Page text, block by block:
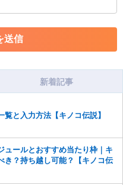
内容の投稿
投稿
た投稿
内容を確認後、順次対応さ
。
きませんのでご注意くだ
害の及ぶ内容の書き込みがあ
く場合もございますので、あら
新着記事
覧と入力方法【キノコ伝説】
ュールとおすすめ当たり枠｜キ
き？持ち越し可能？【キノコ伝